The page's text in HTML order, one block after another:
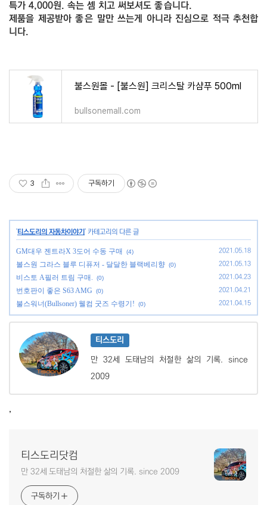
특가 4,000원. 속는 셈 치고 써보셔도 좋습니다.
제품을 제공받아 좋은 말만 쓰는게 아니라 진심으로 적극 추천합
니다.
불스원몰 - [불스원] 크리스탈 카샴푸 500ml
bullsonemall.com
3 구독하기
'티스도리의 자동차이야기 ' 카테고리의 다른 글
GM대우 젠트라X 3도어 수동 구매 (4) 2021.05.18
볼스원 그라스 블루 디퓨저 - 달달한 블랙베리향 (0) 2021.05.13
비스토 A필러 트림 구매. (0) 2021.04.23
번호판이 좋은 S63 AMG (0) 2021.04.21
불스워너(Bullsoner) 웰컴 굿즈 수령기! (0) 2021.04.15
티스도리
만 32세 도태남의 처절한 삶의 기록. since
2009
,
티스도리닷컴
만 32세 도태남의 처절한 삶의 기록. since 2009
구독하기